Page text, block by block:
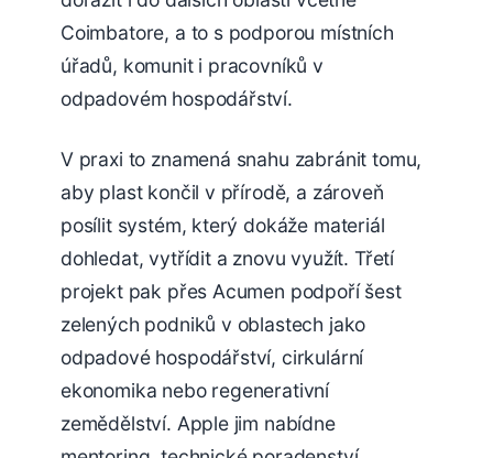
Coimbatore, a to s podporou místních
úřadů, komunit i pracovníků v
odpadovém hospodářství.
V praxi to znamená snahu zabránit tomu,
aby plast končil v přírodě, a zároveň
posílit systém, který dokáže materiál
dohledat, vytřídit a znovu využít. Třetí
projekt pak přes Acumen podpoří šest
zelených podniků v oblastech jako
odpadové hospodářství, cirkulární
ekonomika nebo regenerativní
zemědělství. Apple jim nabídne